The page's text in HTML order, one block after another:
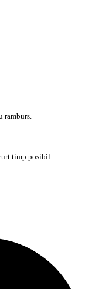
ramburs.
timp posibil.